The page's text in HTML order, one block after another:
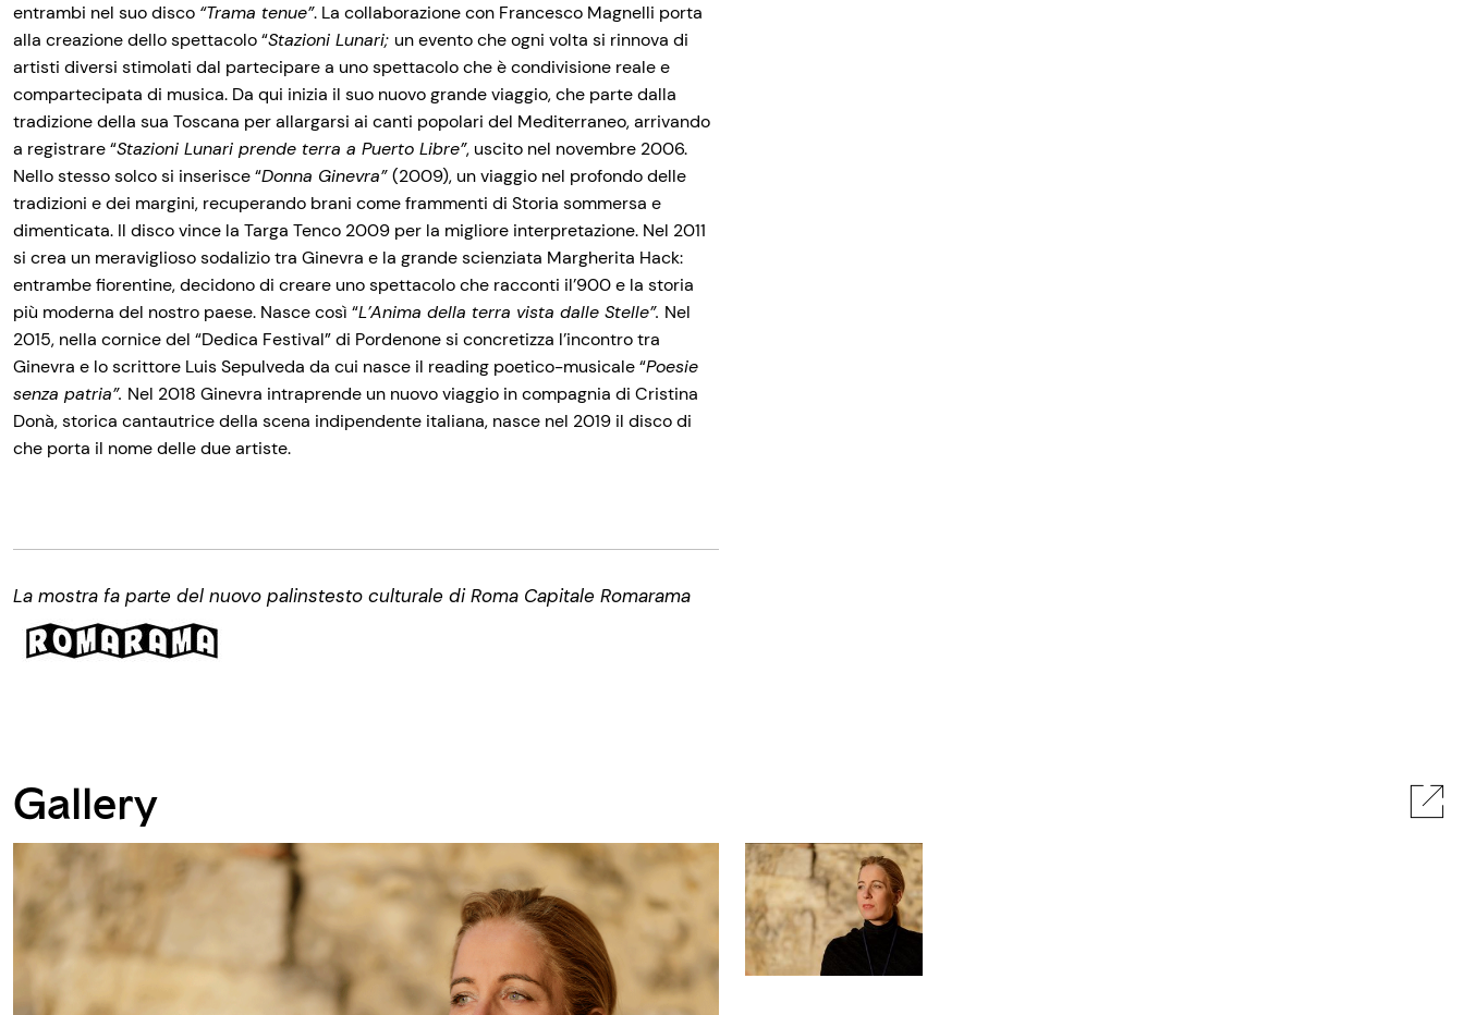
entrambi nel suo disco “Trama tenue”. La collaborazione con Francesco Magnelli porta
alla creazione dello spettacolo “Stazioni Lunari; un evento che ogni volta si rinnova di
artisti diversi stimolati dal partecipare a uno spettacolo che è condivisione reale e
compartecipata di musica. Da qui inizia il suo nuovo grande viaggio, che parte dalla
tradizione della sua Toscana per allargarsi ai canti popolari del Mediterraneo, arrivando
a registrare “Stazioni Lunari prende terra a Puerto Libre”, uscito nel novembre 2006.
Nello stesso solco si inserisce “Donna Ginevra”(2009), un viaggio nel profondo delle
tradizioni e dei margini, recuperando brani come frammenti di Storia sommersa e
dimenticata. Il disco vince la Targa Tenco 2009 per la migliore interpretazione. Nel 2011
si crea un meraviglioso sodalizio tra Ginevra e la grande scienziata Margherita Hack:
entrambe fiorentine, decidono di creare uno spettacolo che racconti il’900 e la storia
più moderna del nostro paese. Nasce così “L’Anima della terra vista dalle Stelle”. Nel
2015, nella cornice del “Dedica Festival” di Pordenone si concretizza l’incontro tra
Ginevra e lo scrittore Luis Sepulveda da cui nasce il reading poetico-musicale “Poesie
senza patria”. Nel 2018 Ginevra intraprende un nuovo viaggio in compagnia di Cristina
Donà, storica cantautrice della scena indipendente italiana, nasce nel 2019 il disco di
che porta il nome delle due artiste.
La mostra fa parte del nuovo palinstesto culturale di Roma Capitale Romarama
Gallery